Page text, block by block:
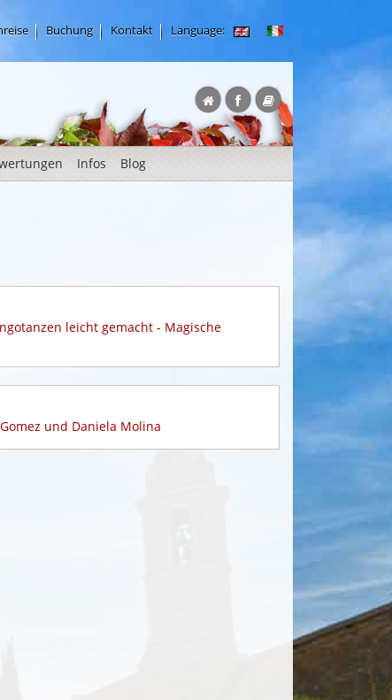
Buchung Kontakt Language:
Infos Blog
leicht gemacht - Magische
und Daniela Molina